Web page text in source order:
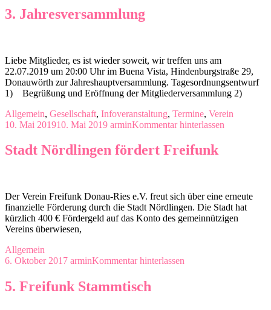
3. Jahresversammlung
Liebe Mitglieder, es ist wieder soweit, wir treffen uns am
22.07.2019 um 20:00 Uhr im Buena Vista, Hindenburgstraße 29,
Donauwörth zur Jahreshauptversammlung. Tagesordnungsentwurf
1) Begrüßung und Eröffnung der Mitgliederversammlung 2)
Allgemein, Gesellschaft, Infoveranstaltung, Termine, Verein
10. Mai 201910. Mai 2019 arminKommentar hinterlassen
Stadt Nördlingen fördert Freifunk
Der Verein Freifunk Donau-Ries e.V. freut sich über eine erneute
finanzielle Förderung durch die Stadt Nördlingen. Die Stadt hat
kürzlich 400 € Fördergeld auf das Konto des gemeinnützigen
Vereins überwiesen,
Allgemein
6. Oktober 2017 arminKommentar hinterlassen
5. Freifunk Stammtisch